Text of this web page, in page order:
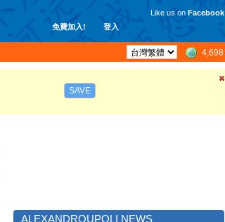
免費加入! 登入
Like us on Facebook
4,698
SAVE
ALEXANDROUPOLI NEWS